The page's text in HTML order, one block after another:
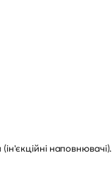
наповнювачі).